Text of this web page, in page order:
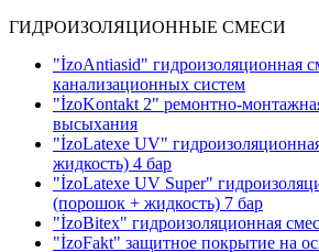
ГИДРОИЗОЛЯЦИОННЫЕ СМЕСИ
"İzoAntiasid" гидроизоляционная
канализационных систем
"İzoKontakt 2" ремонтно-
высыхания
"İzoLatexe UV"
жидкость) 4 бар
"İzoLatexe UV Super"
(порошок + жидкость) 7 бар
"İzoBitex" гидроизоляционная
"İzoFakt" защитное покрытие на